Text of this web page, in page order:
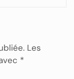
Les
*